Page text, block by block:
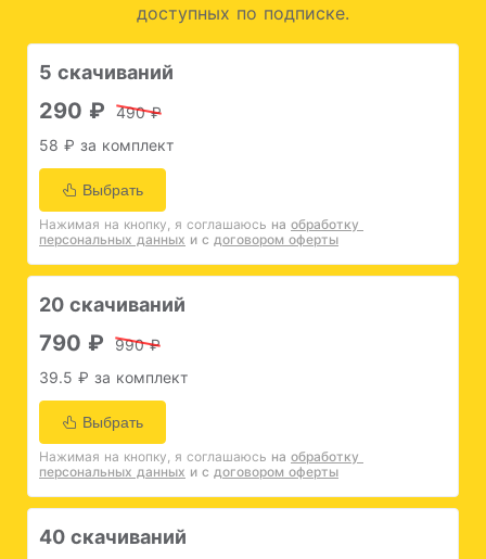
доступных по подписке.
5 скачиваний
290 ₽
490 ₽
58 ₽ за комплект
Выбрать
Нажимая на кнопку, я соглашаюсь на обработку
персональных данных и с договором оферты
20 скачиваний
790 ₽
990 ₽
39.5 ₽ за комплект
Выбрать
Нажимая на кнопку, я соглашаюсь на обработку
персональных данных и с договором оферты
40 скачиваний